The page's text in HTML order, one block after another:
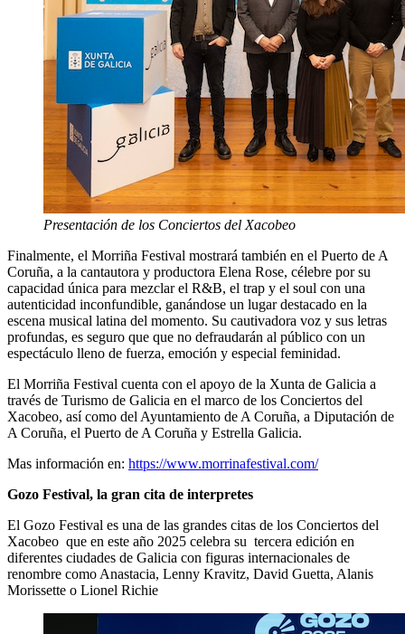
Presentación de los Conciertos del Xacobeo
Finalmente, el Morriña Festival mostrará también en el Puerto de A
Coruña, a la cantautora y productora Elena Rose, célebre por su
capacidad única para mezclar el R&B, el trap y el soul con una
autenticidad inconfundible, ganándose un lugar destacado en la
escena musical latina del momento. Su cautivadora voz y sus letras
profundas, es seguro que que no defraudarán al público con un
espectáculo lleno de fuerza, emoción y especial feminidad.
El Morriña Festival cuenta con el apoyo de la Xunta de Galicia a
través de Turismo de Galicia en el marco de los Conciertos del
Xacobeo, así como del Ayuntamiento de A Coruña, a Diputación de
A Coruña, el Puerto de A Coruña y Estrella Galicia.
Mas información en: https://www.morrinafestival.com/
Gozo Festival, la gran cita de interpretes
El Gozo Festival es una de las grandes citas de los Conciertos del
Xacobeo que en este año 2025 celebra su tercera edición en
diferentes ciudades de Galicia con figuras internacionales de
renombre como Anastacia, Lenny Kravitz, David Guetta, Alanis
Morissette o Lionel Richie